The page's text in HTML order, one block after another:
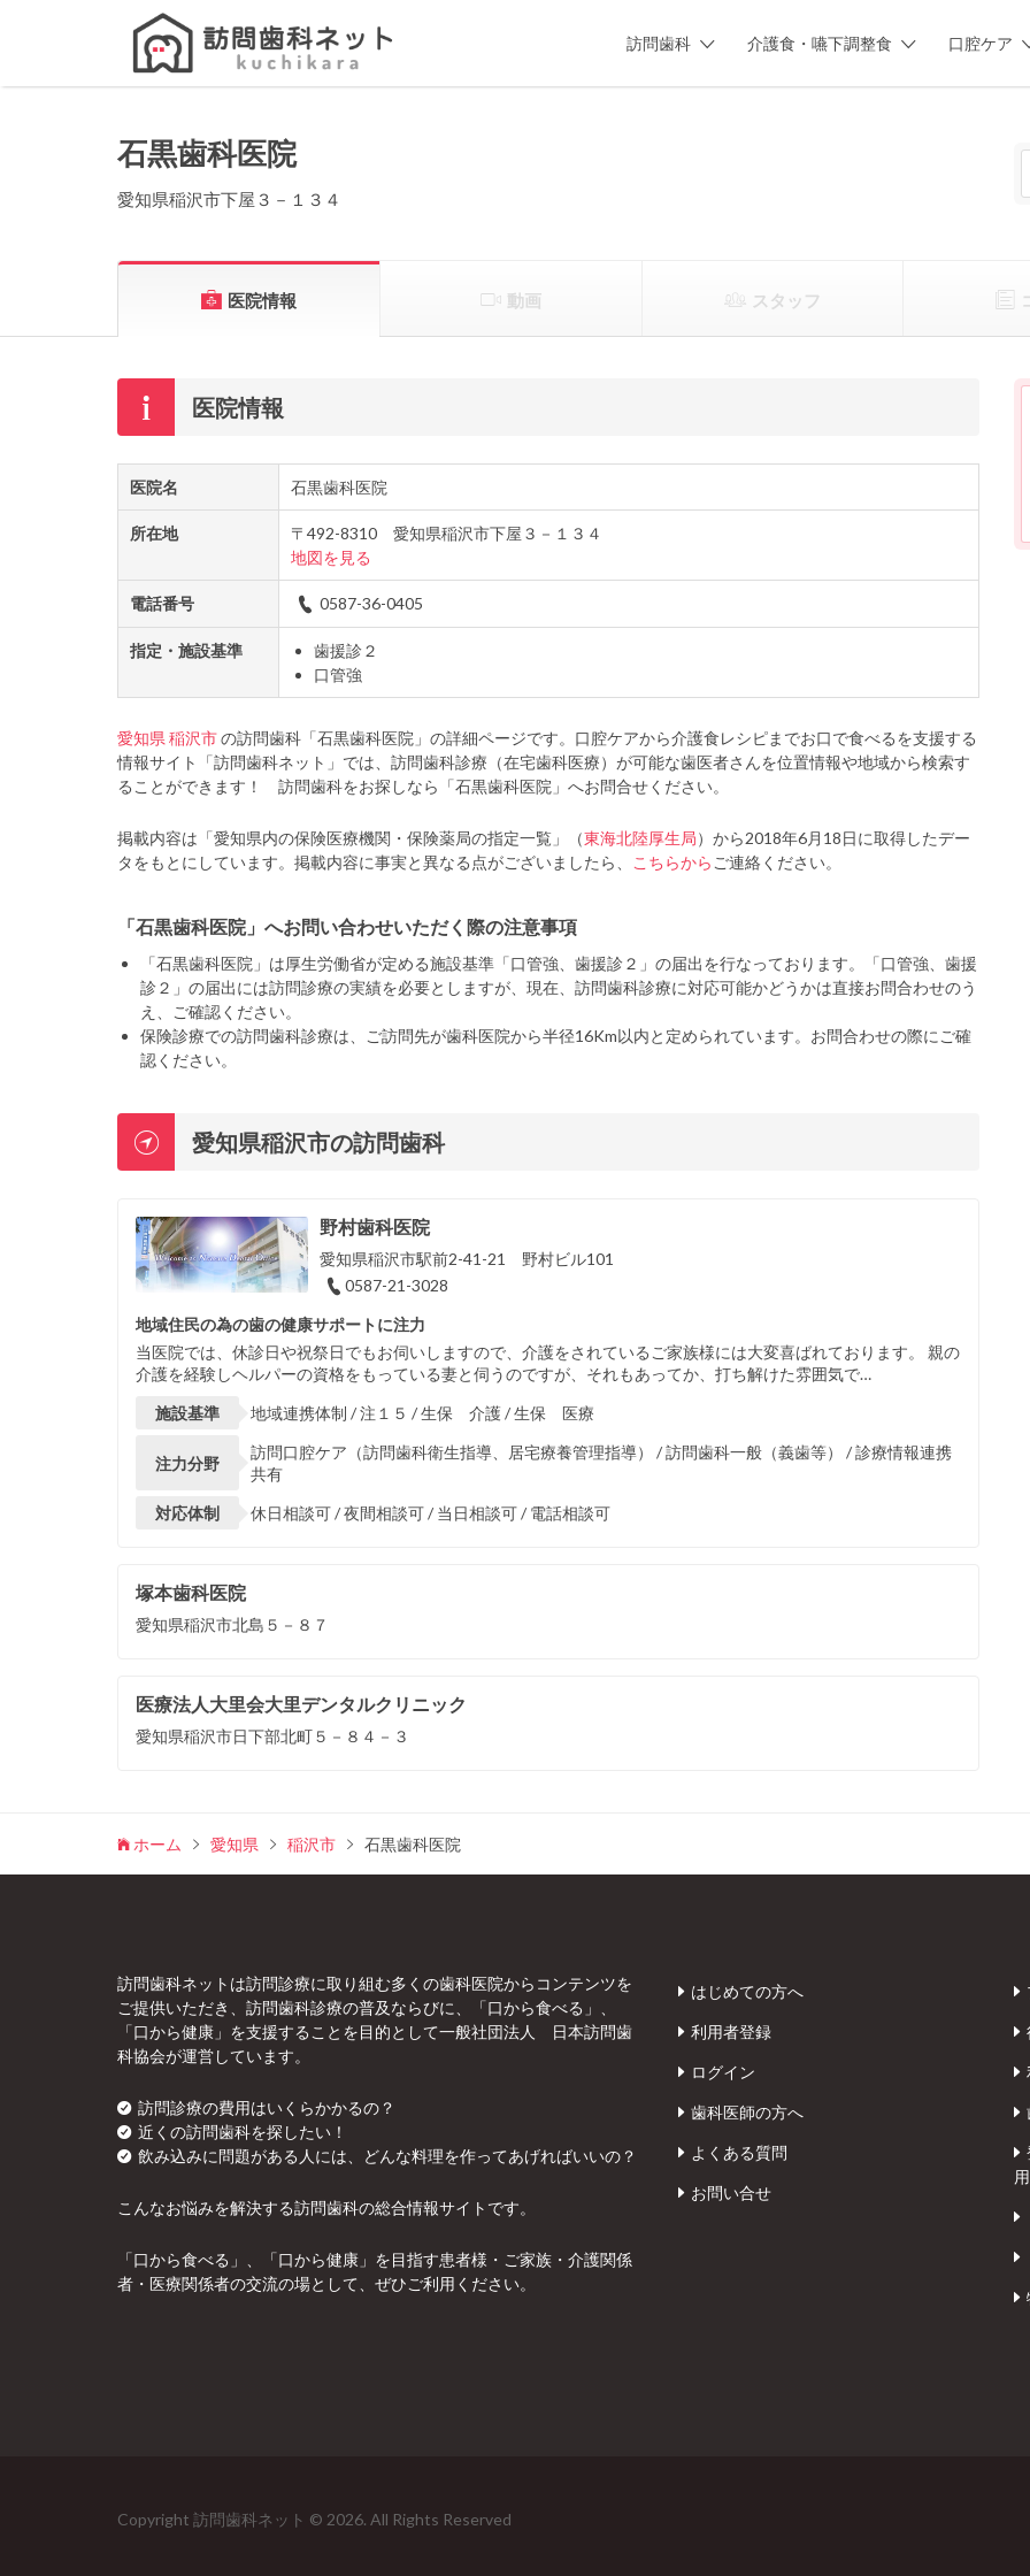
訪問歯科 介護食・嚥下調整食 口腔ケア
Search
石黒歯科医院
愛知県稲沢市下屋３－１３４
医院情報 動画 スタッフ
医院情報
医院名 石黒歯科医院
所在地
〒492-8310 愛知県稲沢市下屋３－１３４
地図を見る
電話番号 0587-36-0405
指定・施設基準
歯援診２
口管強
愛知県 稲沢市の訪問歯科「石黒歯科医院」の詳細ページです。口腔ケアから介護食レシピまでお口で食べるを支援する
情報サイト「訪問歯科ネット」では、訪問歯科診療（在宅歯科医療）が可能な歯医者さんを位置情報や地域から検索す
ることができます！ 訪問歯科をお探しなら「石黒歯科医院」へお問合せください。
掲載内容は「愛知県内の保険医療機関・保険薬局の指定一覧」（東海北陸厚生局）から2018年6月18日に取得したデー
タをもとにしています。掲載内容に事実と異なる点がございましたら、
こちらから ご連絡ください。
「石黒歯科医院」へお問い合わせいただく際の注意事項
「石黒歯科医院」は厚生労働省が定める施設基準「口管強、歯援診２」の届出を行なっております。「口管強、歯援
診２」の届出には訪問診療の実績を必要としますが、現在、訪問歯科診療に対応可能かどうかは直接お問合わせのう
え、ご確認ください。
保険診療での訪問歯科診療は、ご訪問先が歯科医院から半径16Km以内と定められています。お問合わせの際にご確
認ください。
愛知県稲沢市の訪問歯科
野村歯科医院
愛知県稲沢市駅前2-41-21 野村ビル101
0587-21-3028
地域住民の為の歯の健康サポートに注力
当医院では、休診日や祝祭日でもお伺いしますので、介護をされているご家族様には大変喜ばれております。 親の
介護を経験しヘルパーの資格をもっている妻と伺うのですが、それもあってか、打ち解けた雰囲気で…
施設基準
地域連携体制 / 注１５ / 生保 介護 / 生保 医療
注力分野
訪問口腔ケア（訪問歯科衛生指導、居宅療養管理指導） / 訪問歯科一般（義歯等） / 診療情報連携
共有
対応体制
休日相談可 / 夜間相談可 / 当日相談可 / 電話相談可
塚本歯科医院
愛知県稲沢市北島５－８７
医療法人大里会大里デンタルクリニック
愛知県稲沢市日下部北町５－８４－３
ホーム 愛知県 稲沢市 石黒歯科医院
訪問歯科ネットは訪問診療に取り組む多くの歯科医院からコンテンツを
ご提供いただき、訪問歯科診療の普及ならびに、「口から食べる」、
「口から健康」を支援することを目的として一般社団法人 日本訪問歯
科協会が運営しています。
訪問診療の費用はいくらかかるの？
近くの訪問歯科を探したい！
飲み込みに問題がある人には、どんな料理を作ってあげればいいの？
こんなお悩みを解決する訪問歯科の総合情報サイトです。
「口から食べる」、「口から健康」を目指す患者様・ご家族・介護関係
者・医療関係者の交流の場として、ぜひご利用ください。
はじめての方へ
利用者登録
ログイン
歯科医師の方へ
よくある質問
お問い合せ
Copyright 訪問歯科ネット © 2026. All Rights Reserved